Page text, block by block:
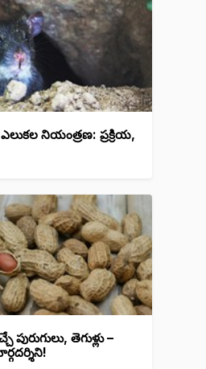
నియంత్రణ: ప్రక్రియ,
పురుగులు, తెగుళ్లు –